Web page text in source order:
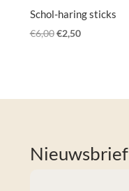
Schol-haring sticks
€6,00 Oorspronkelijke
€2,50Huidige
Nieuwsbrief